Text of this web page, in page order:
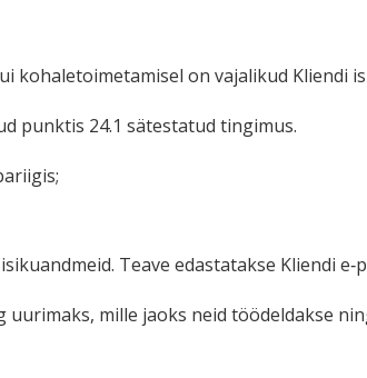
kohale­toi­me­ta­misel on vajalikud Kliendi
punktis 24.1 sätes­tatud tingimus.
Teave edasta­takse Kliendi
mille jaoks neid töödel­dakse